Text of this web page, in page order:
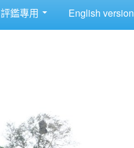
評鑑專用 English version